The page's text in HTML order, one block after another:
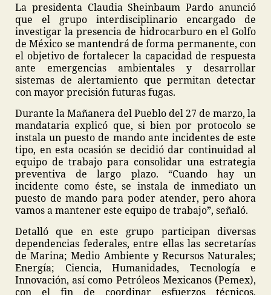
La presidenta Claudia Sheinbaum Pardo anunció
que el grupo interdisciplinario encargado de
investigar la presencia de hidrocarburo en el Golfo
de México se mantendrá de forma permanente, con
el objetivo de fortalecer la capacidad de respuesta
ante emergencias ambientales y desarrollar
sistemas de alertamiento que permitan detectar
con mayor precisión futuras fugas.
Durante la Mañanera del Pueblo del 27 de marzo, la
mandataria explicó que, si bien por protocolo se
instala un puesto de mando ante incidentes de este
tipo, en esta ocasión se decidió dar continuidad al
equipo de trabajo para consolidar una estrategia
preventiva de largo plazo. “Cuando hay un
incidente como éste, se instala de inmediato un
puesto de mando para poder atender, pero ahora
vamos a mantener este equipo de trabajo”, señaló.
Detalló que en este grupo participan diversas
dependencias federales, entre ellas las secretarías
de Marina; Medio Ambiente y Recursos Naturales;
Energía; Ciencia, Humanidades, Tecnología e
Innovación, así como Petróleos Mexicanos (Pemex),
con el fin de coordinar esfuerzos técnicos,